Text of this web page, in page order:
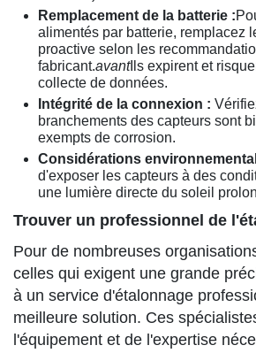
Remplacement de la batterie :
alimentés par batterie, remplacez
proactive selon les
fabricant.avantIls expirent et
collecte de données.
Intégrité de la connexion :
branchements des capteurs sont
exempts de corrosion.
Considérations
d'exposer les capteurs à des
une lumière directe du soleil
Trouver un professionnel de
Pour de nombreuses
celles qui exigent une grande
à un service d'étalonnage
meilleure solution. Ces
l'équipement et de l'expertise